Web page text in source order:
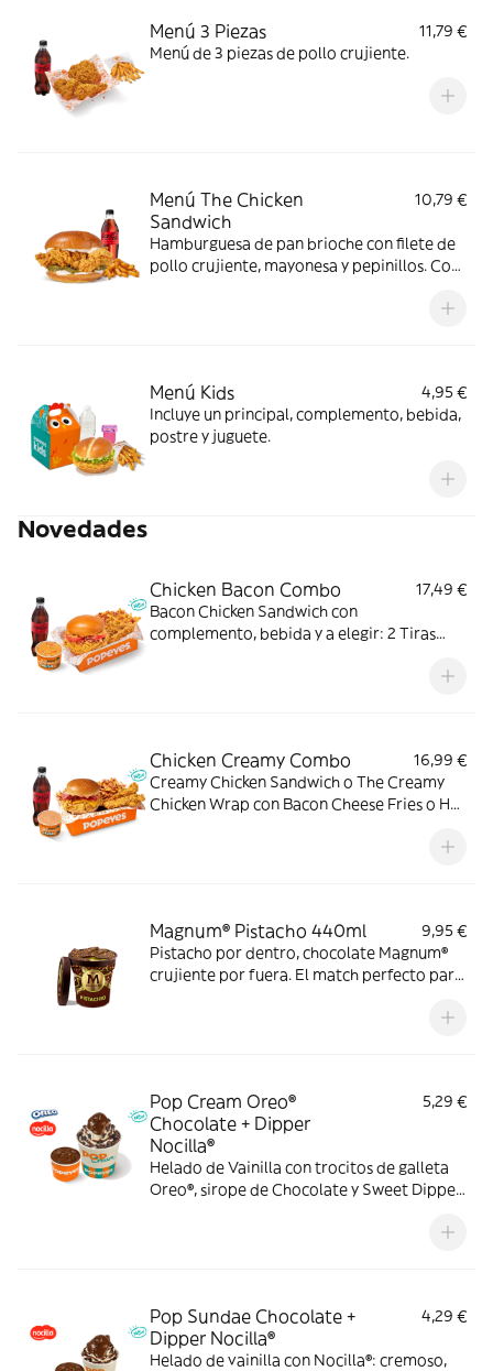
Menú 3 Piezas
11,79 €
Menú de 3 piezas de pollo crujiente.
Menú The Chicken
Sandwich
10,79 €
Hamburguesa de pan brioche con filete de
pollo crujiente, mayonesa y pepinillos. Con
Menú Kids
4,95 €
Incluye un principal, complemento, bebida,
postre y juguete.
Novedades
Chicken Bacon Combo
17,49 €
Bacon Chicken Sandwich con
complemento, bebida y a elegir: 2 Tiras
Nuggets. Ideal para los que creen que todo
Chicken Creamy Combo
16,99 €
Creamy Chicken Sandwich o The Creamy
Chicken Wrap con Bacon Cheese Fries o Hot
Magnum® Pistacho 440ml
9,95 €
Pistacho por dentro, chocolate Magnum®
crujiente por fuera. El match perfecto para
Pop Cream Oreo®
Chocolate + Dipper
Nocilla®
5,29 €
Helado de Vainilla con trocitos de galleta
Oreo®, sirope de Chocolate y Sweet Dipper
Pop Sundae Chocolate +
Dipper Nocilla®
4,29 €
Helado de vainilla con Nocilla®: cremoso,